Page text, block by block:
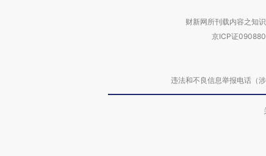
财新网所刊载内容之知
京ICP证
违法和不良信息举报电话（